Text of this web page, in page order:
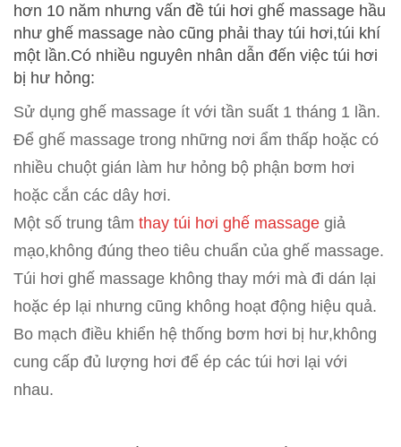
hơn 10 năm nhưng vấn đề túi hơi ghế massage hầu
như ghế massage nào cũng phải thay túi hơi,túi khí
một lần.Có nhiều nguyên nhân dẫn đến việc túi hơi
bị hư hỏng:
Sử dụng ghế massage ít với tần suất 1 tháng 1 lần.
Để ghế massage trong những nơi ẩm thấp hoặc có
nhiều chuột gián làm hư hỏng bộ phận bơm hơi
hoặc cắn các dây hơi.
Một số trung tâm thay túi hơi ghế massage giả
mạo,không đúng theo tiêu chuẩn của ghế massage.
Túi hơi ghế massage không thay mới mà đi dán lại
hoặc ép lại nhưng cũng không hoạt động hiệu quả.
Bo mạch điều khiển hệ thống bơm hơi bị hư,không
cung cấp đủ lượng hơi để ép các túi hơi lại với
nhau.